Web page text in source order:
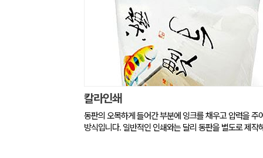
칼라인쇄
동판의 오목하게 들어간 부분에 잉크를 채우고 압력을 주
방식입니다. 일반적인 인쇄와는 달리 동판을 별도로 제작